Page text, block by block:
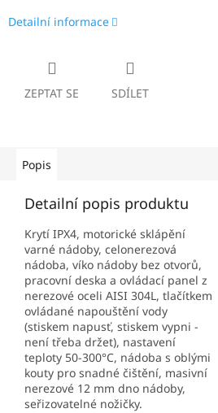
Detailní informace
ZEPTAT SE SDÍLET
Popis
Detailní popis produktu
Krytí IPX4, motorické sklápění
varné nádoby, celonerezová
nádoba, víko nádoby bez otvorů,
pracovní deska a ovládací panel z
nerezové oceli AISI 304L, tlačítkem
ovládané napouštění vody
(stiskem napusť, stiskem vypni -
není třeba držet), nastavení
teploty 50-300°C, nádoba s oblými
kouty pro snadné čištění, masivní
nerezové 12 mm dno nádoby,
seřizovatelné nožičky.